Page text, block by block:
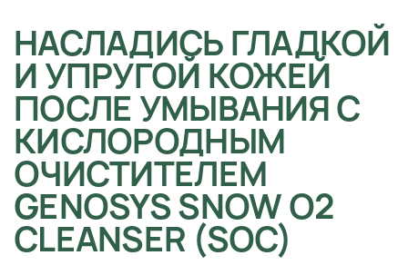
НАСЛАДИСЬ ГЛАДКОЙ
И УПРУГОЙ КОЖЕЙ
ПОСЛЕ УМЫВАНИЯ С
КИСЛОРОДНЫМ
ОЧИСТИТЕЛЕМ
GENOSYS SNOW O2
CLEANSER (SOC)